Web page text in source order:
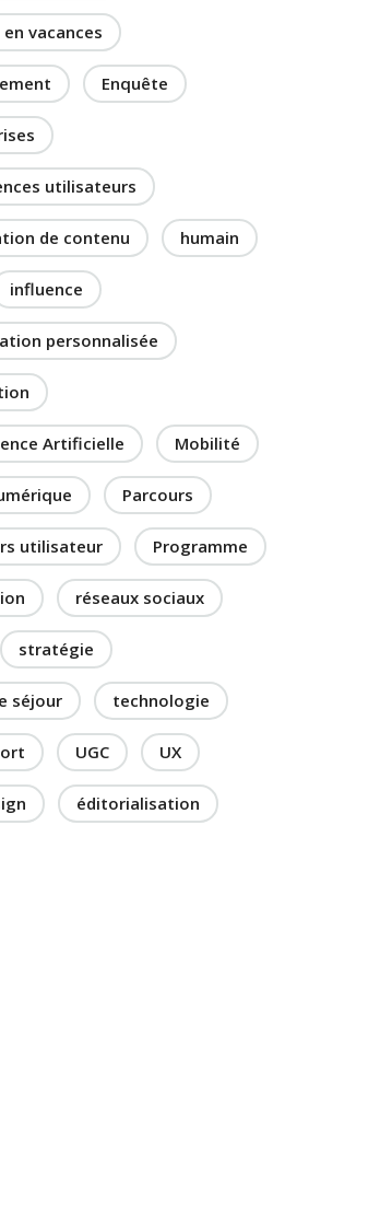
vacances
Enquête
utilisateurs
de contenu humain
influence
personnalisée
Artificielle Mobilité
Parcours
utilisateur Programme
réseaux sociaux
stratégie
séjour technologie
UGC UX
éditorialisation